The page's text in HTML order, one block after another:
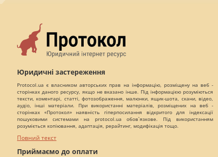
Юридичні застереження
Protocol.ua є власником авторських прав на інформацію, розміщену на веб -
сторінках даного ресурсу, якщо не вказано інше. Під інформацією розуміються
тексти, коментарі, статті, фотозображення, малюнки, ящик-шота, скани, відео,
аудіо, інші матеріали. При використанні матеріалів, розміщених на веб -
сторінках «Протокол» наявність гіперпосилання відкритого для індексації
пошуковими системами на protocol.ua обов`язкове. Під використанням
розуміється копіювання, адаптація, рерайтинг, модифікація тощо.
Повний текст
Приймаємо до оплати